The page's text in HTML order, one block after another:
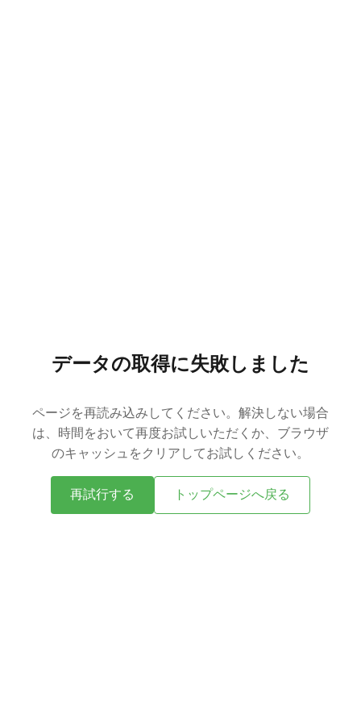
データの取得に失敗しました
ページを再読み込みしてください。解決しない場合
は、時間をおいて再度お試しいただくか、ブラウザ
のキャッシュをクリアしてお試しください。
再試行する トップページへ戻る